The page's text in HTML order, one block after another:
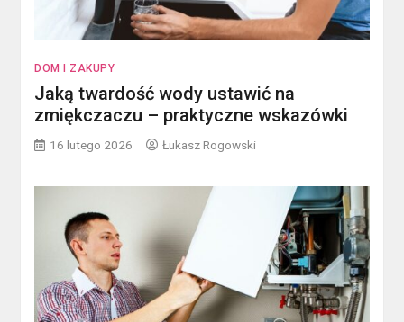
DOM I ZAKUPY
Jaką twardość wody ustawić na
zmiękczaczu – praktyczne wskazówki
16 lutego 2026 Łukasz Rogowski